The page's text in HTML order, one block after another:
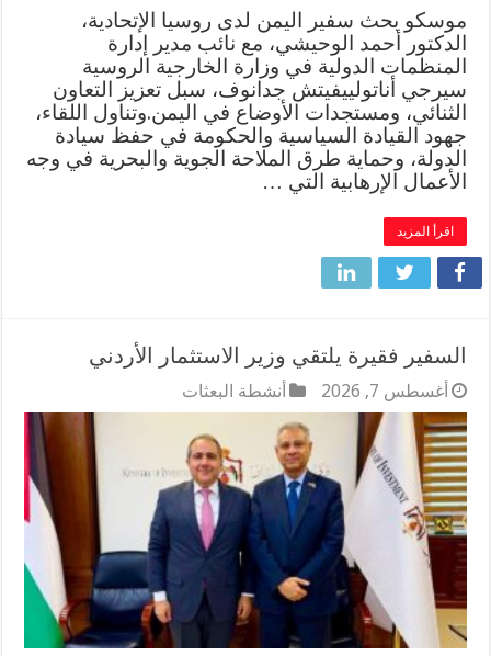
موسكو بحث سفير اليمن لدى روسيا الإتحادية،
الدكتور أحمد الوحيشي، مع نائب مدير إدارة
المنظمات الدولية في وزارة الخارجية الروسية
سيرجي أناتولييفيتش جدانوف، سبل تعزيز التعاون
الثنائي، ومستجدات الأوضاع في اليمن.وتناول اللقاء،
جهود القيادة السياسية والحكومة في حفظ سيادة
الدولة، وحماية طرق الملاحة الجوية والبحرية في وجه
الأعمال الإرهابية التي …
اقرأ المزيد
السفير فقيرة يلتقي وزير الاستثمار الأردني
أغسطس 7, 2026 أنشطة البعثات